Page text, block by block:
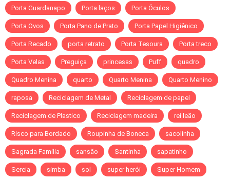
Porta Guardanapo Porta laços Porta Óculos
Porta Ovos Porta Pano de Prato Porta Papel Higiênico
Porta Recado porta retrato Porta Tesoura Porta treco
Porta Velas Preguiça princesas Puff quadro
Quadro Menina quarto Quarto Menina Quarto Menino
raposa Reciclagem de Metal Reciclagem de papel
Reciclagem de Plastico Reciclagem madeira rei leão
Risco para Bordado Roupinha de Boneca sacolinha
Sagrada Família sansão Santinha sapatinho
Sereia simba sol super herói Super Homem